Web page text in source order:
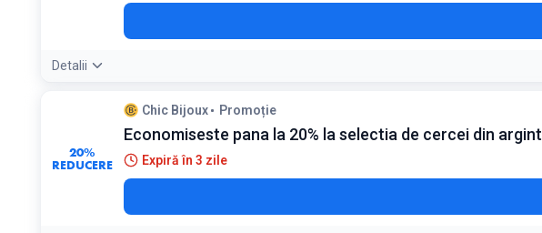
Detalii
20%
REDUCERE
Chic Bijoux Promoție
Economiseste pana la 20% la selectia de cercei din argint
Expiră în 3 zile